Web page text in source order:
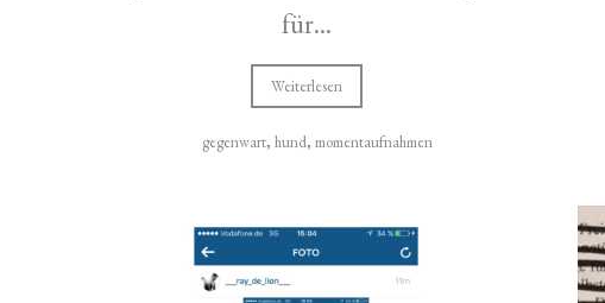
für...
Weiterlesen
gegenwart,hund,momentaufnahmen